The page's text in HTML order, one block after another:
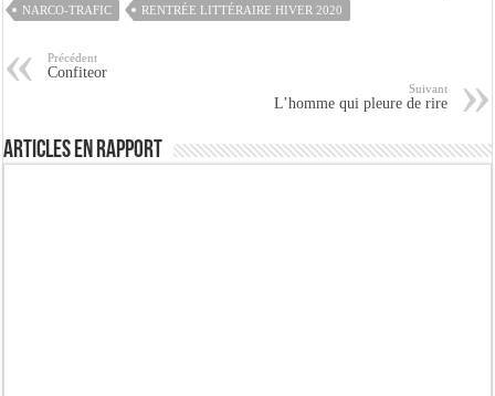
NARCO-TRAFIC
RENTRÉE LITTÉRAIRE HIVER 2020
Précédent
Confiteor
Suivant
L’homme qui pleure de rire
Articles en rapport